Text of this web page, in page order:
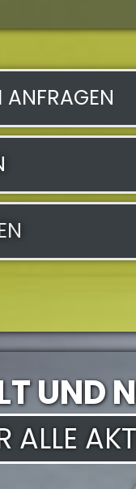
ANFRAGEN
UND
ALLE